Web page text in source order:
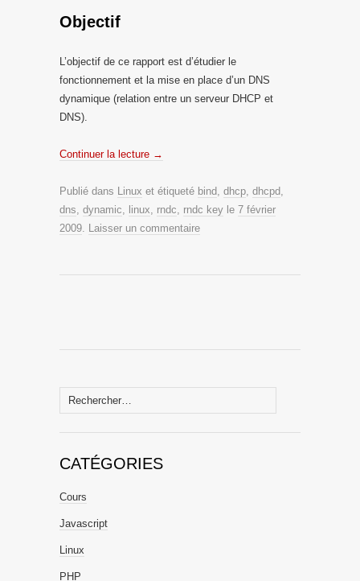
Objectif
L’objectif de ce rapport est d’étudier le
fonctionnement et la mise en place d’un DNS
dynamique (relation entre un serveur DHCP et
DNS).
Continuer la lecture →
Publié dans Linux et étiqueté bind dhcp dhcpd
dns dynamic linux rndc rndc key le 7 février
2009
Laisser un commentaire
Rechercher :
CATÉGORIES
Cours
Javascript
Linux
PHP